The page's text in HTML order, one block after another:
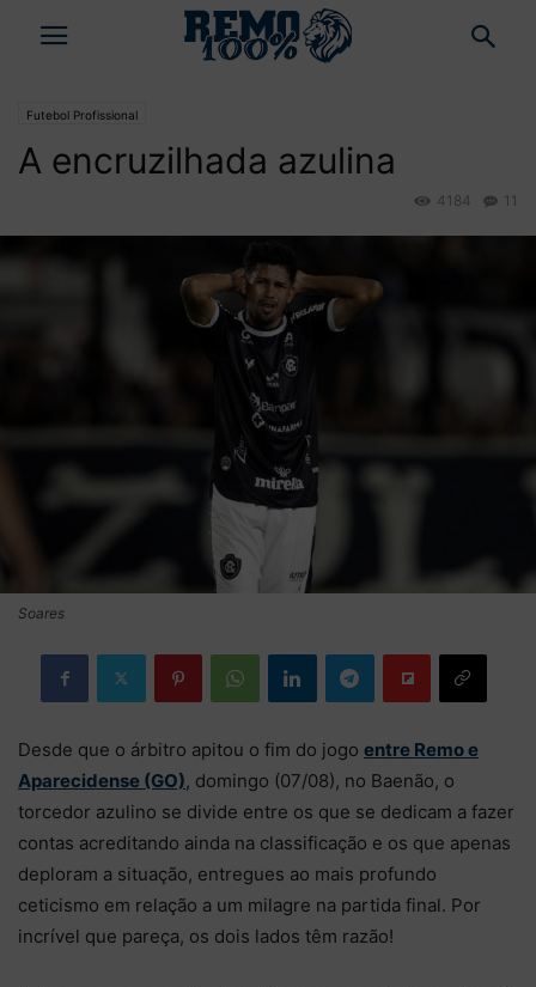
Futebol Profissional
A encruzilhada azulina
11
4184
Soares
Desde que o árbitro apitou o fim do jogo entre Remo e
Aparecidense (GO), domingo (07/08), no Baenão, o
torcedor azulino se divide entre os que se dedicam a fazer
contas acreditando ainda na classificação e os que apenas
deploram a situação, entregues ao mais profundo
ceticismo em relação a um milagre na partida final. Por
incrível que pareça, os dois lados têm razão!